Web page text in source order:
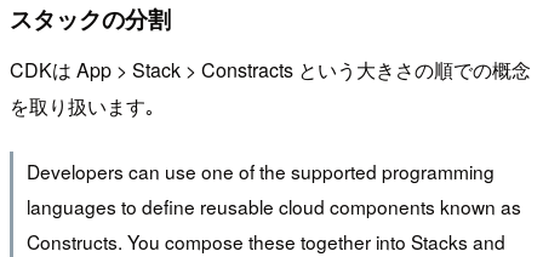
スタックの分割
CDKは App > Stack > Constracts という大きさの順での概念
を取り扱います｡
Developers can use one of the supported programming
languages to define reusable cloud components known as
Constructs. You compose these together into Stacks and